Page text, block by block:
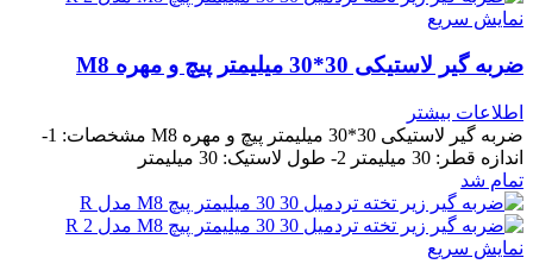
نمایش سریع
ضربه گیر لاستیکی 30*30 میلیمتر پیچ و مهره M8
اطلاعات بیشتر
ضربه گیر لاستیکی 30*30 میلیمتر پیچ و مهره M8 مشخصات: 1-
اندازه قطر: 30 میلیمتر 2- طول لاستیک: 30 میلیمتر
تمام شد
نمایش سریع